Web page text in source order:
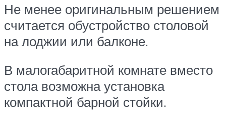
Не менее оригинальным решением
считается обустройство столовой
на лоджии или балконе.
В малогабаритной комнате вместо
стола возможна установка
компактной барной стойки.